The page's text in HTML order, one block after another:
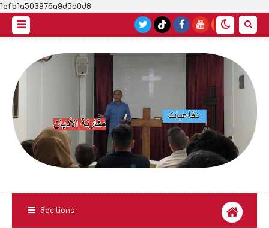
1afb1a503976a9d5d0d8
Sections